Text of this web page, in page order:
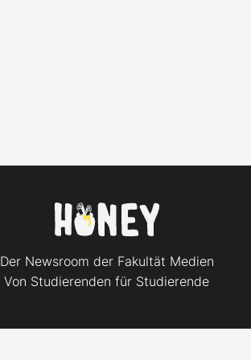
Der Newsroom der Fakultät Medien
Von Studierenden für Studierende